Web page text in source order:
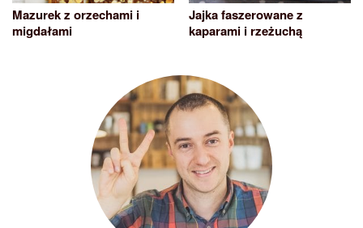
Mazurek z orzechami i
migdałami
Jajka faszerowane z
kaparami i rzeżuchą